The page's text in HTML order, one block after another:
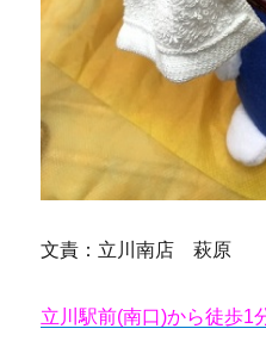
文責：立川南店 萩原
立川駅前(南口)から徒歩1